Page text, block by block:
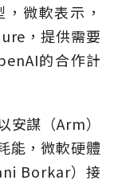
微軟表示，
，提供需要
的合作計
謀（Arm）
能，微軟硬體
Borkar）接